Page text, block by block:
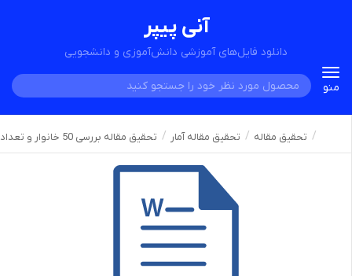
آنی پیپر
دانلود فایل‌های آموزشی دانش‌آموزی و دانشجویی
Toggle
navigation
منو
تحقیق مقاله تحقیق مقاله آمار تحقیق مقاله بررسی 50 خانوار و تعداد فرزندان آن ها